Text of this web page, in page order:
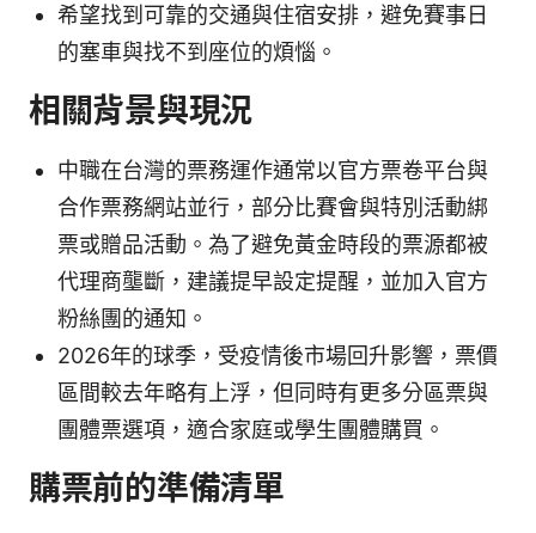
希望找到可靠的交通與住宿安排，避免賽事日
的塞車與找不到座位的煩惱。
相關背景與現況
中職在台灣的票務運作通常以官方票卷平台與
合作票務網站並行，部分比賽會與特別活動綁
票或贈品活動。為了避免黃金時段的票源都被
代理商壟斷，建議提早設定提醒，並加入官方
粉絲團的通知。
2026年的球季，受疫情後市場回升影響，票價
區間較去年略有上浮，但同時有更多分區票與
團體票選項，適合家庭或學生團體購買。
購票前的準備清單